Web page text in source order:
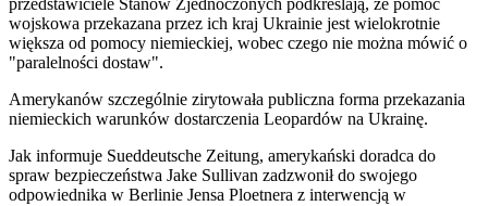
przedstawiciele Stanów Zjednoczonych podkreślają, że pomoc
wojskowa przekazana przez ich kraj Ukrainie jest wielokrotnie
większa od pomocy niemieckiej, wobec czego nie można mówić o
"paralelności dostaw".
Amerykanów szczególnie zirytowała publiczna forma przekazania
niemieckich warunków dostarczenia Leopardów na Ukrainę.
Jak informuje Sueddeutsche Zeitung, amerykański doradca do
spraw bezpieczeństwa Jake Sullivan zadzwonił do swojego
odpowiednika w Berlinie Jensa Ploetnera z interwencją w